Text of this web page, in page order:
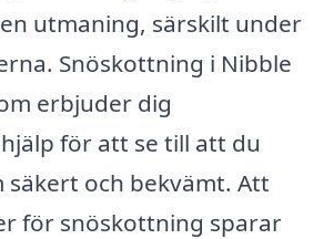
utmaning, särskilt under
Snöskottning i Nibble
erbjuder dig
för att se till att du
säkert och bekvämt. Att
för snöskottning sparar